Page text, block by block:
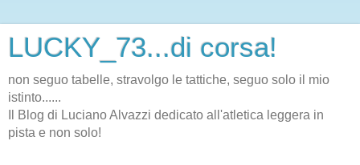
LUCKY_73...di corsa!
non seguo tabelle, stravolgo le tattiche, seguo solo il mio
istinto......
Il Blog di Luciano Alvazzi dedicato all'atletica leggera in
pista e non solo!